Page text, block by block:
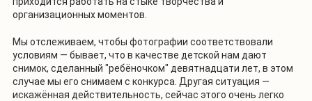
организационных моментов.
Мы отслеживаем, чтобы фотографии соответствовали
условиям — бывает, что в качестве детской нам дают
снимок, сделанный "ребёночком" девятнадцати лет, в этом
случае мы его снимаем с конкурса. Другая ситуация —
искажённая действительность, сейчас этого очень легко